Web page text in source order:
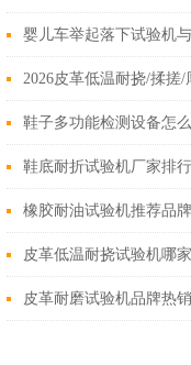
婴儿车举起落下试验机
2026皮革低温耐挠/揉搓
鞋子多功能检测设备怎
鞋底耐折试验机厂家排
橡胶耐油试验机推荐品
皮革低温耐挠试验机哪
皮革耐磨试验机品牌热